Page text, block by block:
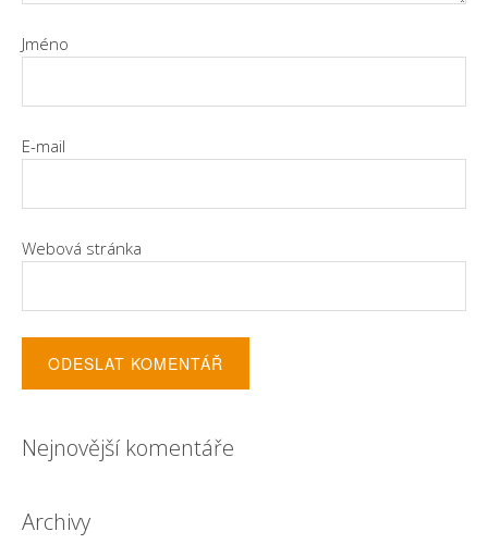
Jméno
E-mail
Webová stránka
Nejnovější komentáře
Archivy